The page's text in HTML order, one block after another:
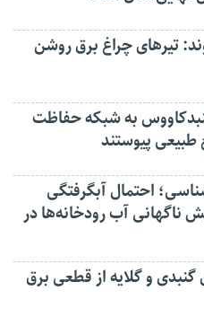
تیرهای چراغ برق روشن
گنبدکاووس به شبکه حفاظت
طبیعی پیوستند
احتمال آبگرفتگی
ناگهانی آب رودخانه‌ها در
گنبدی و گلایه از قطعی برق